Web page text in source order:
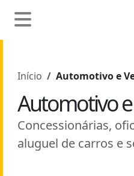
Início Automotivo e
Automotivo e
Concessionárias,
aluguel de carros e